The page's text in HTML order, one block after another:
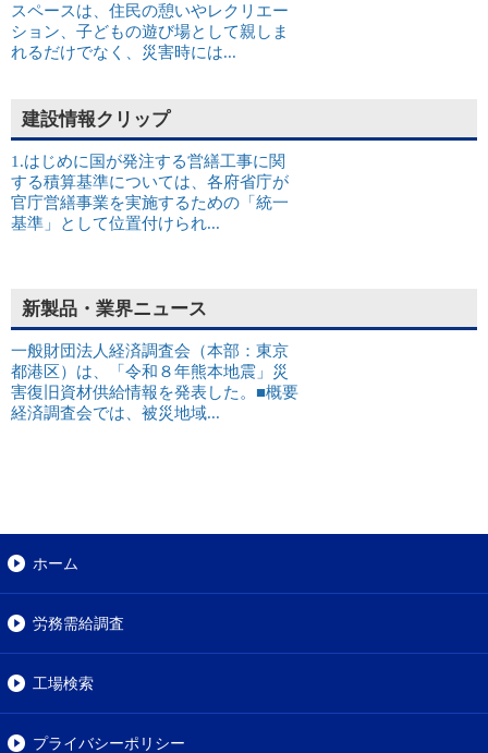
スペースは、住民の憩いやレクリエー
ション、子どもの遊び場として親しま
れるだけでなく、災害時には...
建設情報クリップ
1.はじめに国が発注する営繕工事に関
する積算基準については、各府省庁が
官庁営繕事業を実施するための「統一
基準」として位置付けられ...
新製品・業界ニュース
一般財団法人経済調査会（本部：東京
都港区）は、「令和８年熊本地震」災
害復旧資材供給情報を発表した。■概要
経済調査会では、被災地域...
ホーム
労務需給調査
工場検索
プライバシーポリシー